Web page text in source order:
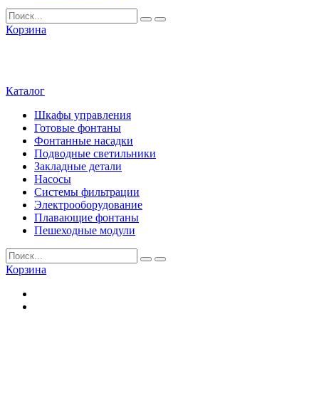
Корзина
Каталог
Шкафы управления
Готовые фонтаны
Фонтанные насадки
Подводные светильники
Закладные детали
Насосы
Системы фильтрации
Электрооборудование
Плавающие фонтаны
Пешеходные модули
Корзина